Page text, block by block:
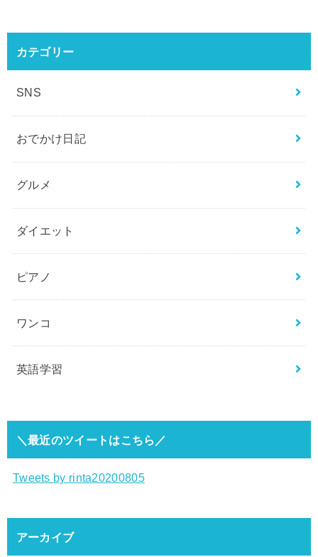
カテゴリー
SNS
おでかけ日記
グルメ
ダイエット
ピアノ
ワンコ
英語学習
＼最近のツイートはこちら／
Tweets by rinta20200805
アーカイブ